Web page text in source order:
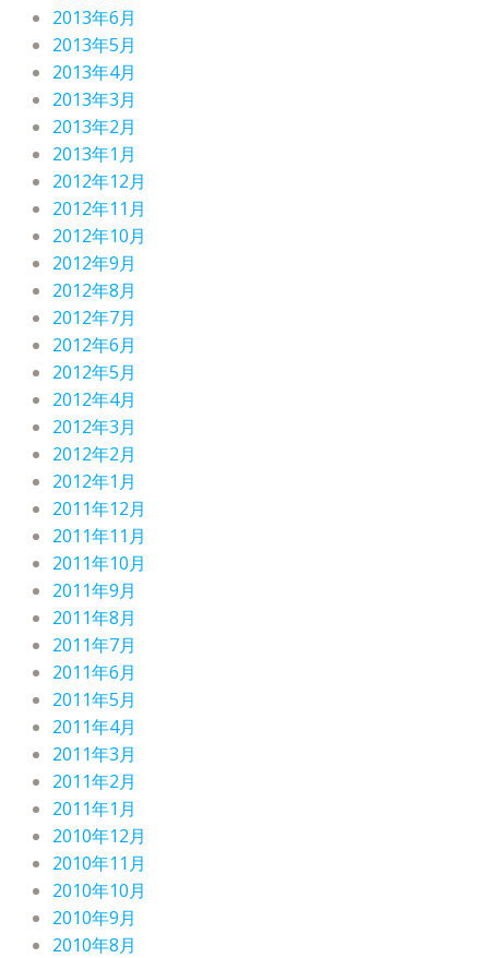
2013年6月
2013年5月
2013年4月
2013年3月
2013年2月
2013年1月
2012年12月
2012年11月
2012年10月
2012年9月
2012年8月
2012年7月
2012年6月
2012年5月
2012年4月
2012年3月
2012年2月
2012年1月
2011年12月
2011年11月
2011年10月
2011年9月
2011年8月
2011年7月
2011年6月
2011年5月
2011年4月
2011年3月
2011年2月
2011年1月
2010年12月
2010年11月
2010年10月
2010年9月
2010年8月